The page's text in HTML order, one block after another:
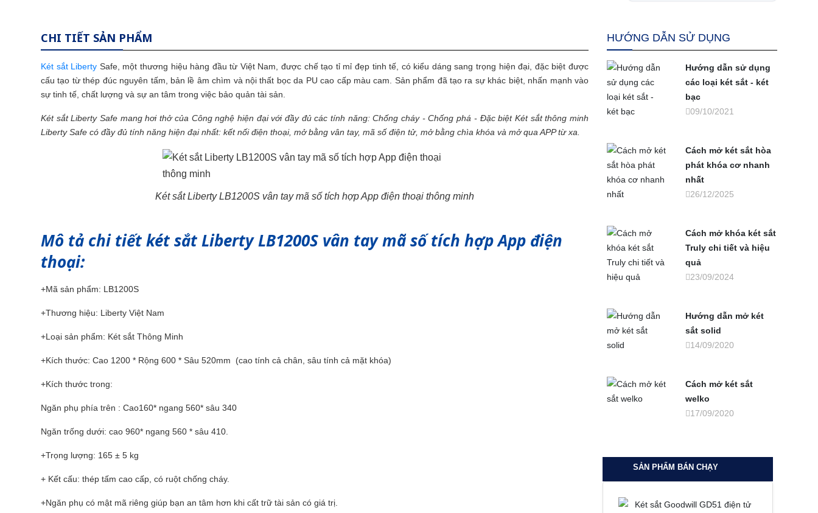
CHI TIẾT SẢN PHẨM
Két sắt Liberty Safe, một thương hiệu hàng đầu từ Việt Nam, được chế tạo tỉ mỉ đẹp tinh tế, có kiểu dáng sang trọng hiện đại, đặc biệt được
cấu tạo từ thép đúc nguyên tấm, bản lề âm chìm và nội thất bọc da PU cao cấp màu cam. Sản phẩm đã tạo ra sự khác biệt, nhấn mạnh vào
sự tinh tế, chất lượng và sự an tâm trong việc bảo quản tài sản.
Két sắt Liberty Safe mang hơi thở của Công nghệ hiện đại với đầy đủ các tính năng: Chống cháy - Chống phá - Đặc biệt Két sắt thông minh
Liberty Safe có đầy đủ tính năng hiện đại nhất: kết nối điện thoại, mở bằng vân tay, mã số điện tử, mở bằng chìa khóa và mở qua APP từ xa.
Két sắt Liberty LB1200S vân tay mã số tích hợp App điện thoại thông minh
Mô tả chi tiết két sắt Liberty LB1200S vân tay mã số tích hợp App điện
thoại:
+Mã sản phẩm: LB1200S
+Thương hiệu: Liberty Việt Nam
+Loại sản phẩm: Két sắt Thông Minh
+Kích thước: Cao 1200 * Rộng 600 * Sâu 520mm (cao tính cả chân, sâu tính cả mặt khóa)
+Kích thước trong:
Ngăn phụ phía trên : Cao160* ngang 560* sâu 340
Ngăn trống dưới: cao 960* ngang 560 * sâu 410.
+Trọng lượng: 165 ± 5 kg
+ Kết cấu: thép tấm cao cấp, có ruột chống cháy.
+Ngăn phụ có mật mã riêng giúp bạn an tâm hơn khi cất trữ tài sản có giá trị.
HƯỚNG DẪN SỬ DỤNG
Hướng dẫn sử dụng
các loại két sắt - két
bạc
09/10/2021
Cách mở két sắt hòa
phát khóa cơ nhanh
nhất
26/12/2025
Cách mở khóa két sắt
Truly chi tiết và hiệu
quả
23/09/2024
Hướng dẫn mở két
sắt solid
14/09/2020
Cách mở két sắt
welko
17/09/2020
SẢN PHẨM BÁN CHẠY